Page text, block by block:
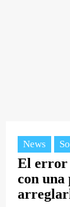
News
El error
con una